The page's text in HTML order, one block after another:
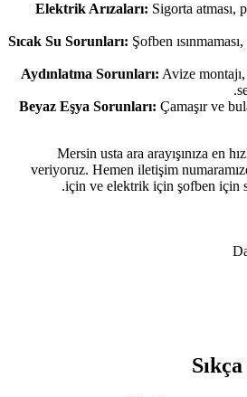
Elektrik Arızaları: Sigorta atması,
Sıcak Su Sorunları: Şofben
Aydınlatma Sorunları: Avize
Beyaz Eşya Sorunları: Çamaşır ve
Mersin usta ara arayışınıza en
veriyoruz. Hemen iletişim
için ve elektrik için şofben için